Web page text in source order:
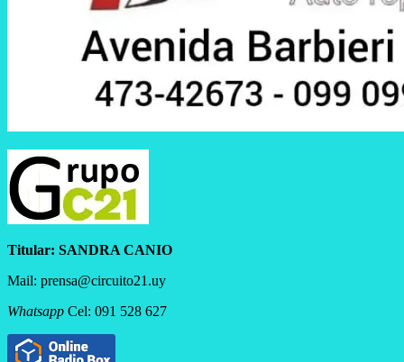
Titular: SANDRA CANIO
Mail: prensa@circuito21.uy
Whatsapp Cel: 091 528 627